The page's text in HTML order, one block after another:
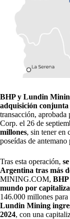
BHP y Lundin
adquisición
transacción,
Corp. el 26 de
millones, sin tener en
poseídas de antemano
Tras esta operación,
Argentina tras más
MINING.COM, BHP
mundo por
146.000 millones
Lundin Mining
2024, con una